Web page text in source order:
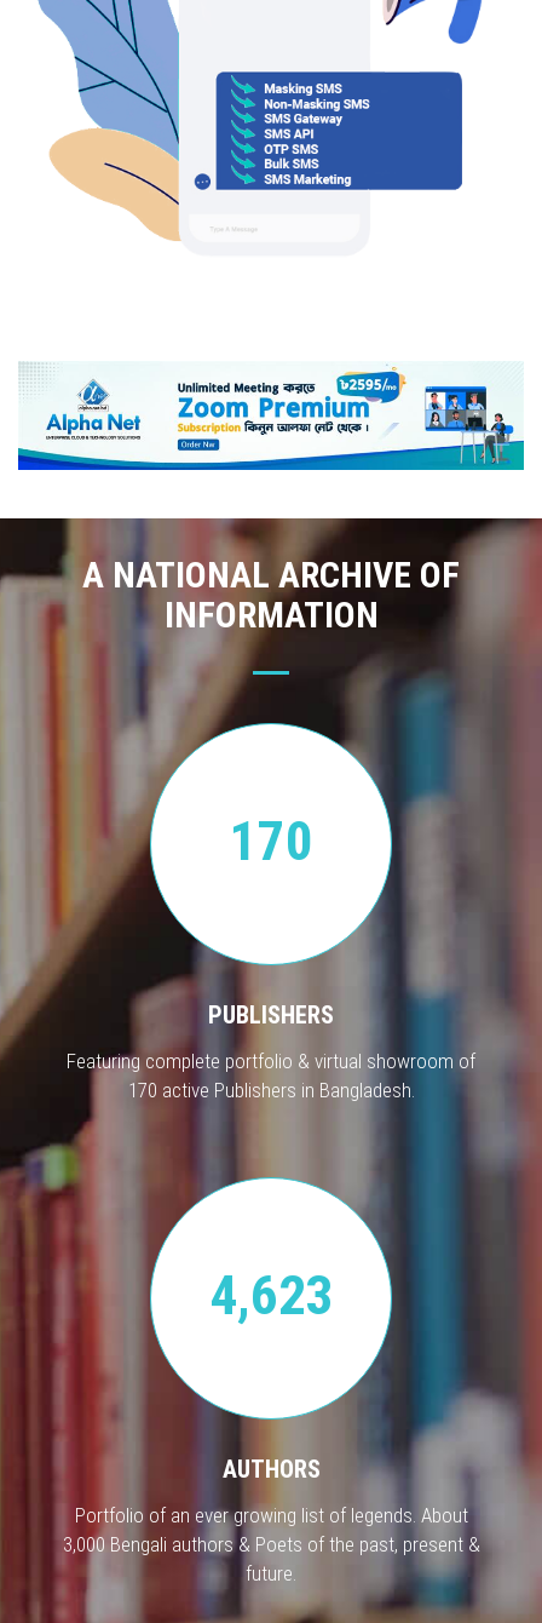
A NATIONAL ARCHIVE OF
INFORMATION
170
PUBLISHERS
Featuring complete portfolio & virtual showroom of
170 active Publishers in Bangladesh.
4,623
AUTHORS
Portfolio of an ever growing list of legends. About
3,000 Bengali authors & Poets of the past, present &
future.